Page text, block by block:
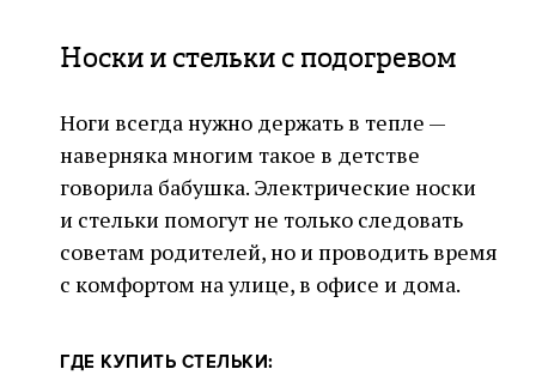
Носки и стельки с подогревом
Ноги всегда нужно держать в тепле —
наверняка многим такое в детстве
говорила бабушка. Электрические носки
и стельки помогут не только следовать
советам родителей, но и проводить время
с комфортом на улице, в офисе и дома.
ГДЕ КУПИТЬ СТЕЛЬКИ: